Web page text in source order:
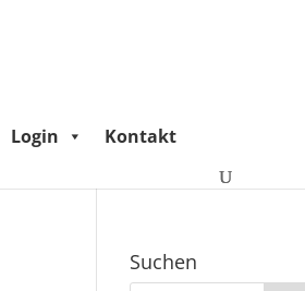
Login Kontakt
Suchen